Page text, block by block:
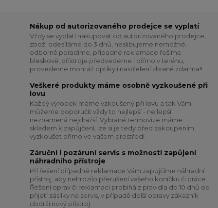
Nákup od autorizovaného prodejce se vyplatí
Vždy se vyplatí nakupovat od autorizovaného prodejce,
zboží odesíláme do 3 dnů, neslibujeme nemožné,
odborně poradíme, případné reklamace řešíme
bleskově, přístroje předvedeme i přímo v terénu,
provedeme montáž optiky i nastřelení zbraně zdarma!!
Veškeré produkty máme osobně vyzkoušené při
lovu
Každý výrobek máme vzkoušený při lovu a tak Vám
můžeme doporučit vždy to nejlepší - nejlepší
neznamená nejdražší. Vybrané termovize máme
skladem k zapůjčení, lze si je tedy před zakoupením
vyzkoušet přímo ve vašem prostředí.
Záruční i pozáruní servis s možností zapůjení
náhradního přístroje
Při řešení případné reklamace Vám zapůjčíme náhradní
přístroj, aby nehrozilo přerušení vašeho koníčku či práce.
Řešení oprav či reklamací probíhá z pravidla do 10 dnů od
přijetí zásilky na servis, v případě delší opravy zákazník
obdrží nový přístroj